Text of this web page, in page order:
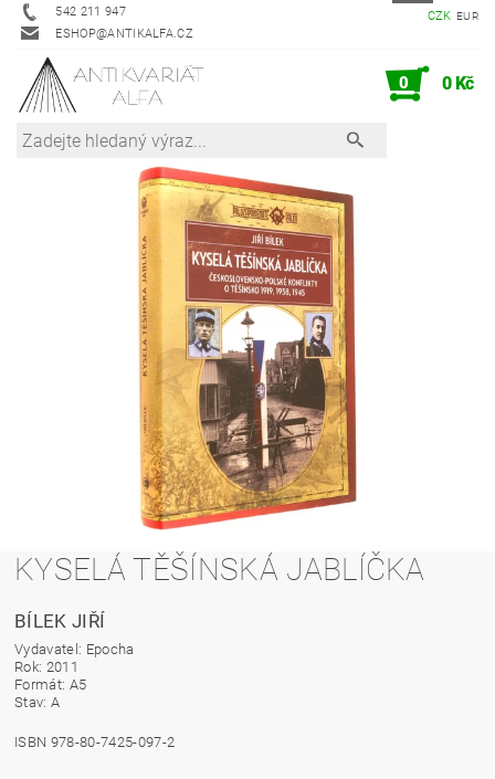
542 211 947
ESHOP@ANTIKALFA.CZ
CZK EUR
0 0 Kč
KYSELÁ TĚŠÍNSKÁ JABLÍČKA
BÍLEK JIŘÍ
Vydavatel: Epocha
Rok: 2011
Formát: A5
Stav: A
ISBN 978-80-7425-097-2